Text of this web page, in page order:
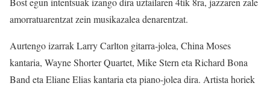
amorratuarentzat zein musikazalea denarentzat.
Aurtengo izarrak Larry Carlton gitarra-jolea, China Moses
kantaria, Wayne Shorter Quartet, Mike Stern eta Richard Bona
Band eta Eliane Elias kantaria eta piano-jolea dira. Artista horiek